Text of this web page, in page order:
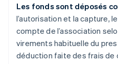
Les fonds sont déposés
l’autorisation et la capture,
compte de l’association
virements habituelle du
déduction faite des frais de